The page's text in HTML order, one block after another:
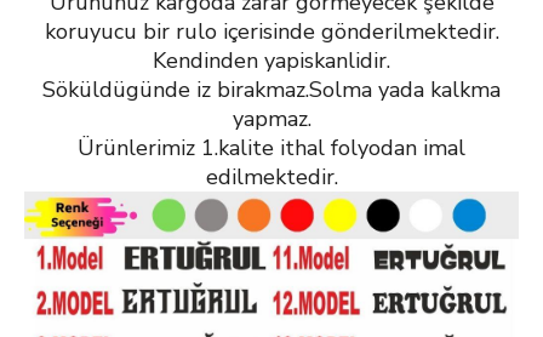
koruyucu bir rulo içerisinde gönderilmektedir.
Kendinden yapiskanlidir.
Söküldügünde iz birakmaz.Solma yada kalkma
yapmaz.
Ürünlerimiz 1.kalite ithal folyodan imal
edilmektedir.